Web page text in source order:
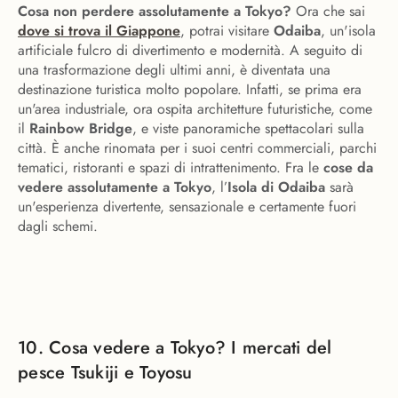
Cosa non perdere assolutamente a Tokyo? Ora che sai
dove si trova il Giappone, potrai visitare Odaiba, un'isola
artificiale fulcro di divertimento e modernità. A seguito di
una trasformazione degli ultimi anni, è diventata una
destinazione turistica molto popolare. Infatti, se prima era
un'area industriale, ora ospita architetture futuristiche, come
il Rainbow Bridge, e viste panoramiche spettacolari sulla
città. È anche rinomata per i suoi centri commerciali, parchi
tematici, ristoranti e spazi di intrattenimento. Fra le cose da
vedere assolutamente a Tokyo, l’Isola di Odaiba sarà
un'esperienza divertente, sensazionale e certamente fuori
dagli schemi.
10. Cosa vedere a Tokyo? I mercati del
pesce Tsukiji e Toyosu